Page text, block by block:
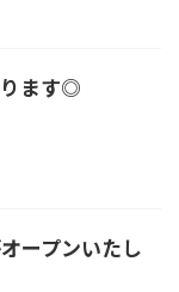
ます◎
ープンいたし